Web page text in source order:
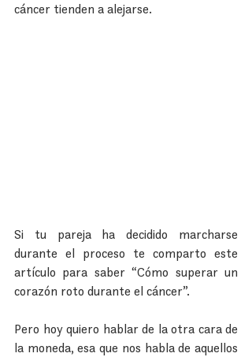
cáncer tienden a alejarse.
Si tu pareja ha decidido marcharse
durante el proceso te comparto este
artículo para saber “Cómo superar un
corazón roto durante el cáncer”.
Pero hoy quiero hablar de la otra cara de
la moneda, esa que nos habla de aquellos